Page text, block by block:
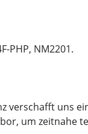
PHP, NM2201.
verschafft uns
um zeitnahe